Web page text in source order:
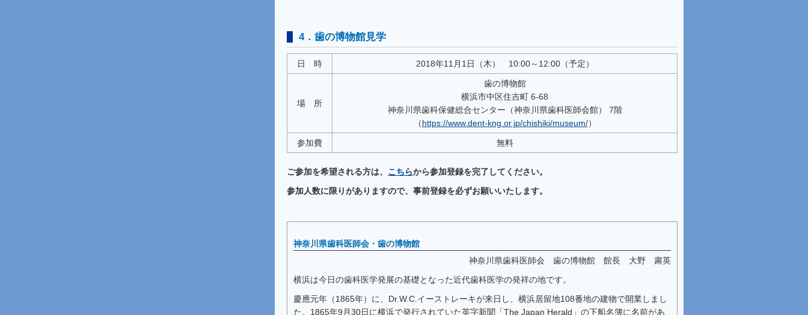
4．歯の博物館見学
日 時 2018年11月1日（木） 10:00～12:00（予定）
場 所
歯の博物館
横浜市中区住吉町 6-68
神奈川県歯科保健総合センター（神奈川県歯科医師会館） 7階
（https://www.dent-kng.or.jp/chishiki/museum/）
参加費 無料
ご参加を希望される方は、 こちらから参加登録を完了してください。
参加人数に限りがありますので、事前登録を必ずお願いいたします。
神奈川県歯科医師会・歯の博物館
神奈川県歯科医師会 歯の博物館 館長 大野 粛英
横浜は今日の歯科医学発展の基礎となった近代歯科医学の発祥の地です。
慶應元年（1865年）に、Dr.W.C.イーストレーキが来日し、横浜居留地108番地の建物で開業しまし
た。1865年9月30日に横浜で発行されていた英字新聞「The Japan Herald」の下船名簿に名前があ